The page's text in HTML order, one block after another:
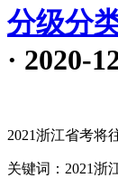
分级分
· 2020-
2021浙江省考将
关键词： 2021浙